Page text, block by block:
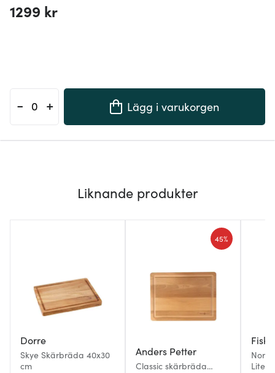
1299 kr
- + Lägg i varukorgen
Liknande produkter
Dorre
Skye Skärbräda 40x30
cm
Anders Petter
Classic skärbräda
45%
Liten